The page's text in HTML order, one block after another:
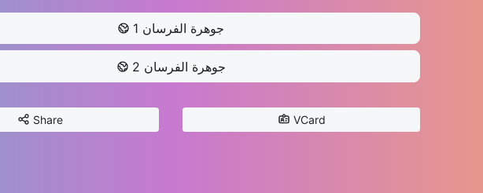
جوهرة الفرسان 1
جوهرة الفرسان 2
Share VCard